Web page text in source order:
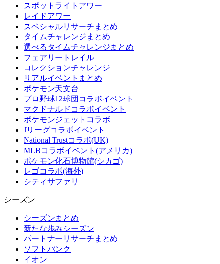
スポットライトアワー
レイドアワー
スペシャルリサーチまとめ
タイムチャレンジまとめ
選べるタイムチャレンジまとめ
フェアリートレイル
コレクションチャレンジ
リアルイベントまとめ
ポケモン天文台
プロ野球12球団コラボイベント
マクドナルドコラボイベント
ポケモンジェットコラボ
Jリーグコラボイベント
National Trustコラボ(UK)
MLBコラボイベント(アメリカ)
ポケモン化石博物館(シカゴ)
レゴコラボ(海外)
シティサファリ
シーズン
シーズンまとめ
新たな歩みシーズン
パートナーリサーチまとめ
ソフトバンク
イオン